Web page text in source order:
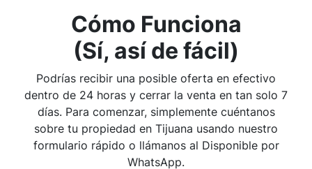
Cómo Funciona
(Sí, así de fácil)
Podrías recibir una posible oferta en efectivo
dentro de 24 horas y cerrar la venta en tan solo 7
días. Para comenzar, simplemente cuéntanos
sobre tu propiedad en Tijuana usando nuestro
formulario rápido o llámanos al Disponible por
WhatsApp.